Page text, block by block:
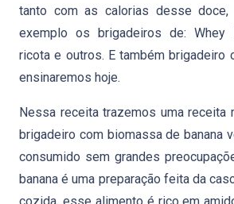
tanto com as calorias desse
exemplo os brigadeiros de: Whey
ricota e outros. E também brigadeiro
ensinaremos hoje.
Nessa receita trazemos uma receita
brigadeiro com biomassa de banana
consumido sem grandes
banana é uma preparação feita da